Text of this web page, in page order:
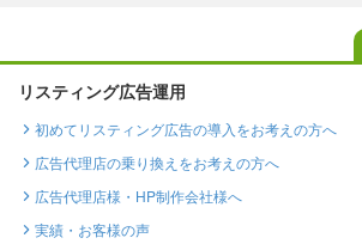
リスティング広告運用
初めてリスティング広告の導入をお考えの方へ
広告代理店の乗り換えをお考えの方へ
広告代理店様・HP制作会社様へ
実績・お客様の声